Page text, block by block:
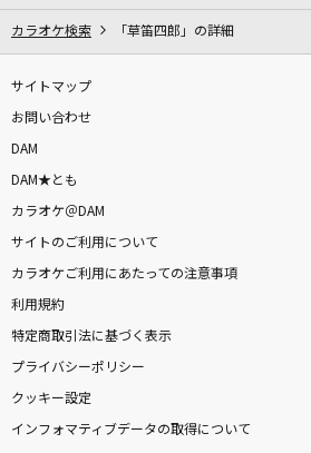
高橋洋子
Treasure!
TRIGGER
ANTENNA
Mrs. GREEN APPLE
カラオケ検索 「草笛四郎」の詳細
サイトマップ
お問い合わせ
DAM
DAM★とも
カラオケ＠DAM
サイトのご利用について
カラオケご利用にあたっての注意事項
利用規約
特定商取引法に基づく表示
プライバシーポリシー
クッキー設定
インフォマティブデータの取得について